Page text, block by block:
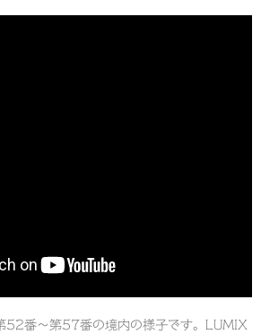
52番～第57番の境内の様子です。LUMIX